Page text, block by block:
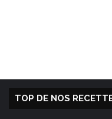
TOP DE NOS